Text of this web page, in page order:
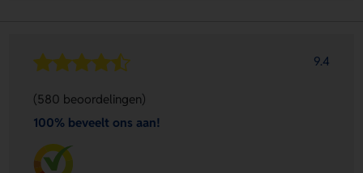
9.4
(580 beoordelingen)
100% beveelt ons aan!